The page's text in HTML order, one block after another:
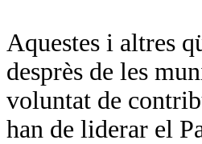
Aquestes i altres
desprès de les
voluntat de
han de liderar el